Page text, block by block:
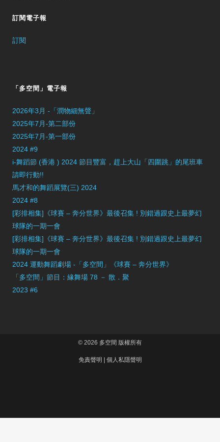
訂閱電子報
訂閱
「多空間」電子報
2026年3月 -「潤物細無聲」
2025年7月-第二部份
2025年7月-第一部份
2024 #9
i-舞蹈節 (香港 ) 2024 節目豐富，趕上大山「四圍跳」的尾班車
請即行動!!
馬才和的舞蹈展覽(三) 2024
2024 #8
[彩排相集]《球賽 – 奔分世界》最後召集 ! 別錯過跟史上最夢幻
球隊的一期一會
[彩排相集]《球賽 – 奔分世界》最後召集 ! 別錯過跟史上最夢幻
球隊的一期一會
2024 運動舞蹈劇場 -「多空間」《球賽 – 奔分世界》
「多空間」節目：緣舞場 78 － 散．聚
2023 #6
© 2026 多空間 版權所有
免責聲明 個人私隱聲明